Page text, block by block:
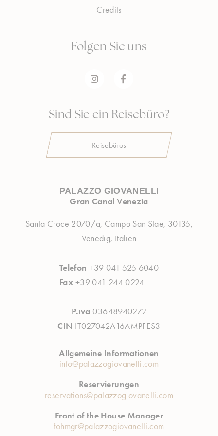
Weniger Details
Credits
PALAZZO GIOVANELLI
Gran Canal Venezia
Santa Croce 2070/a, Campo San Stae, 30135,
Venedig, Italien
Telefon +39 041 525 6040
Fax +39 041 244 0224
P.iva 03648940272
CIN IT027042A16AMPFES3
Allgemeine Informationen
info@palazzogiovanelli.com
Reservierungen
reservations@palazzogiovanelli.com
Front of the House Manager
fohmgr@palazzogiovanelli.com
Folgen Sie uns
Sind Sie ein Reisebüro?
Reisebüros